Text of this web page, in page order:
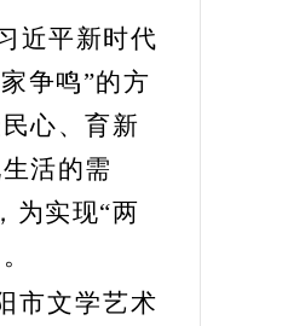
近平新时代
争鸣”的方
心、育新
活的需
为实现“两
市文学艺术